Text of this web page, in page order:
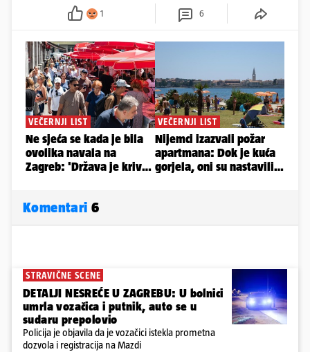
1 6
Komentari 6
STRAVIČNE SCENE
DETALJI NESREĆE U ZAGREBU: U bolnici
umrla vozačica i putnik, auto se u
sudaru prepolovio
Policija je objavila da je vozačici istekla prometna
dozvola i registracija na Mazdi